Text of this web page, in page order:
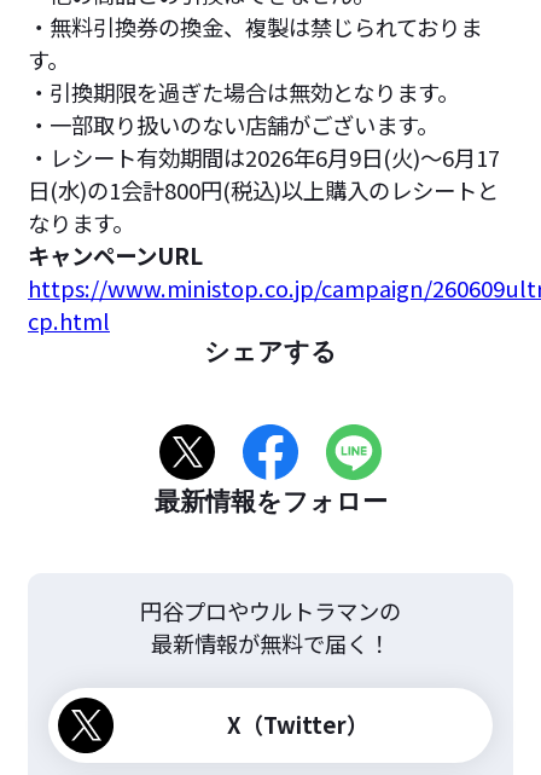
・無料引換券の換金、複製は禁じられておりま
す。
・引換期限を過ぎた場合は無効となります。
・一部取り扱いのない店舗がございます。
・レシート有効期間は2026年6月9日(火)～6月17
日(水)の1会計800円(税込)以上購入のレシートと
なります。
キャンペーンURL
https://www.ministop.co.jp/campaign/
cp.html
シェアする
最新情報をフォロー
円谷プロやウルトラマンの
最新情報が無料で届く！
X（Twitter）